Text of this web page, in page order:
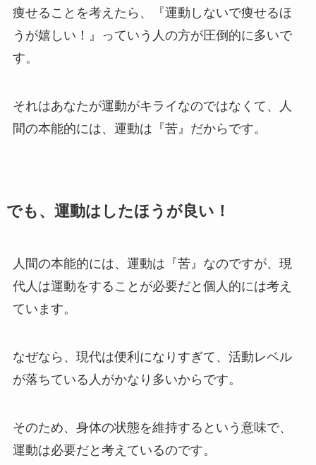
痩せることを考えたら、『運動しないで痩せるほ
うが嬉しい！』っていう人の方が圧倒的に多いで
す。
それはあなたが運動がキライなのではなくて、人
間の本能的には、運動は『苦』だからです。
でも、運動はしたほうが良い！
人間の本能的には、運動は『苦』なのですが、現
代人は運動をすることが必要だと個人的には考え
ています。
なぜなら、現代は便利になりすぎて、活動レベル
が落ちている人がかなり多いからです。
そのため、身体の状態を維持するという意味で、
運動は必要だと考えているのです。